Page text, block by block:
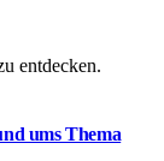
entdecken.
ums Thema